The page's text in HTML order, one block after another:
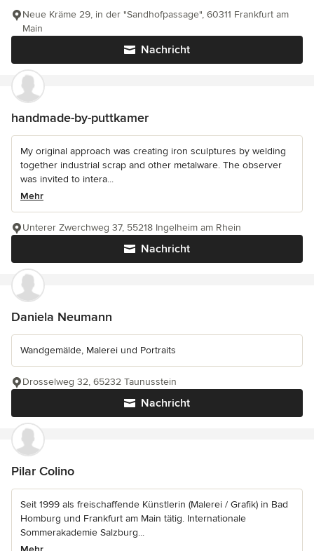
Nachricht
Neue Kräme 29, in der "Sandhofpassage", 60311 Frankfurt am
Main
handmade-by-puttkamer
My original approach was creating iron sculptures by welding
together industrial scrap and other metalware. The observer
was invited to intera...
Mehr
Nachricht
Unterer Zwerchweg 37, 55218 Ingelheim am Rhein
Daniela Neumann
Wandgemälde, Malerei und Portraits
Nachricht
Drosselweg 32, 65232 Taunusstein
Pilar Colino
Seit 1999 als freischaffende Künstlerin (Malerei / Grafik) in Bad
Homburg und Frankfurt am Main tätig. Internationale
Sommerakademie Salzburg...